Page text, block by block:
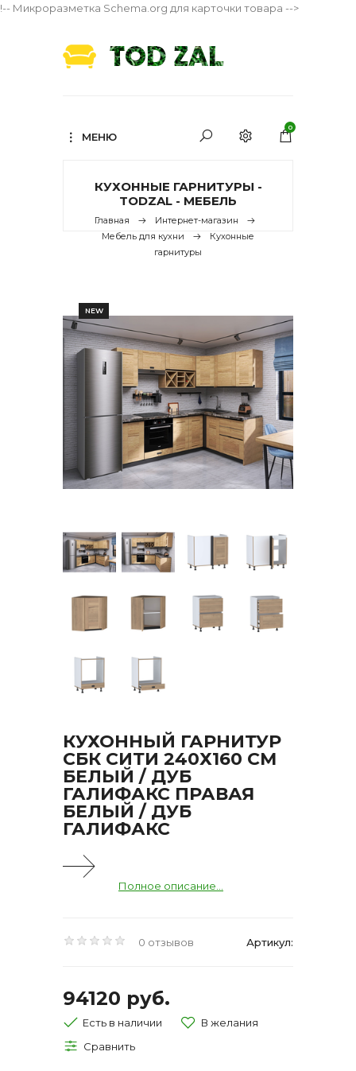
!-- Микроразметка Schema.org для карточки товара -->
МЕНЮ
0
КУХОННЫЕ ГАРНИТУРЫ -
TODZAL - МЕБЕЛЬ
Главная
Интернет-магазин
Мебель для кухни
Кухонные
гарнитуры
NEW
КУХОННЫЙ ГАРНИТУР
СБК СИТИ 240Х160 СМ
БЕЛЫЙ / ДУБ
ГАЛИФАКС ПРАВАЯ
БЕЛЫЙ / ДУБ
ГАЛИФАКС
Полное описание...
0 отзывов Артикул:
94120 руб.
Есть в наличии